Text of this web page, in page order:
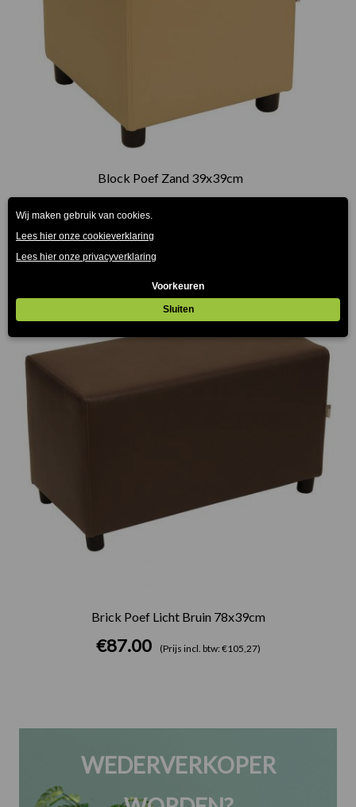
Block Poef Zand 39x39cm
€ 63.00
Brick Poef Licht Bruin 78x39cm
€87.00 (Prijs incl. btw: €105,27)
WEDERVERKOPER